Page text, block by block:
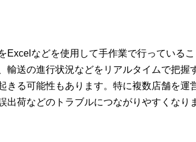
などを使用して手作業で行っている
輸送の進行状況などをリアルタイムで把握
る可能性もあります。特に複数店舗を運
荷などのトラブルにつながりやすくなり